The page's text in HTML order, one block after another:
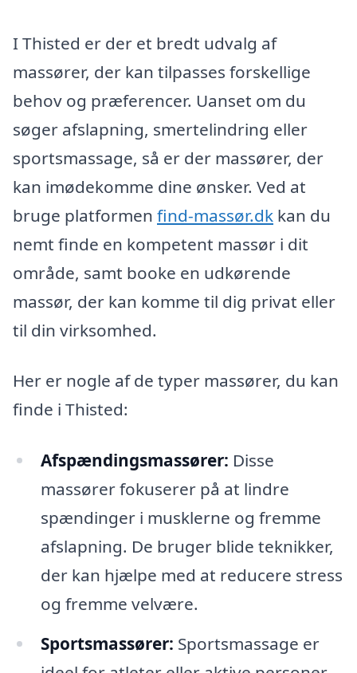
I Thisted er der et bredt udvalg af
massører, der kan tilpasses forskellige
behov og præferencer. Uanset om du
søger afslapning, smertelindring eller
sportsmassage, så er der massører, der
kan imødekomme dine ønsker. Ved at
bruge platformen find-massør.dk kan du
nemt finde en kompetent massør i dit
område, samt booke en udkørende
massør, der kan komme til dig privat eller
til din virksomhed.
Her er nogle af de typer massører, du kan
finde i Thisted:
Afspændingsmassører: Disse
massører fokuserer på at lindre
spændinger i musklerne og fremme
afslapning. De bruger blide teknikker,
der kan hjælpe med at reducere stress
og fremme velvære.
Sportsmassører: Sportsmassage er